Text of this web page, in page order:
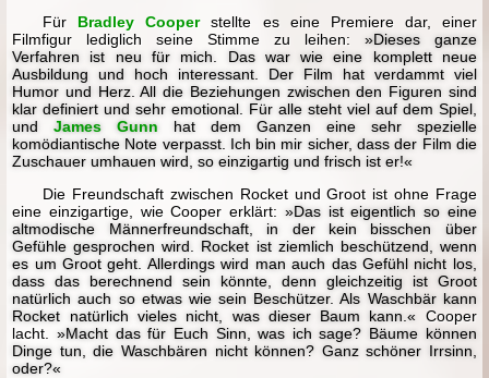
Für Bradley Cooperstellte es eine Premiere dar, einer
Filmfigur lediglich seine Stimme zu leihen: »Dieses ganze
Verfahren ist neu für mich. Das war wie eine komplett neue
Ausbildung und hoch interessant. Der Film hat verdammt viel
Humor und Herz. All die Beziehungen zwischen den Figuren sind
klar definiert und sehr emotional. Für alle steht viel auf dem Spiel,
undJames Gunn hat dem Ganzen eine sehr spezielle
komödiantische Note verpasst. Ich bin mir sicher, dass der Film die
Zuschauer umhauen wird, so einzigartig und frisch ist er!«
Die Freundschaft zwischen Rocket und Groot ist ohne Frage
eine einzigartige, wie Cooper erklärt: »Das ist eigentlich so eine
altmodische Männerfreundschaft, in der kein bisschen über
Gefühle gesprochen wird. Rocket ist ziemlich beschützend, wenn
es um Groot geht. Allerdings wird man auch das Gefühl nicht los,
dass das berechnend sein könnte, denn gleichzeitig ist Groot
natürlich auch so etwas wie sein Beschützer. Als Waschbär kann
Rocket natürlich vieles nicht, was dieser Baum kann.« Cooper
lacht. »Macht das für Euch Sinn, was ich sage? Bäume können
Dinge tun, die Waschbären nicht können? Ganz schöner Irrsinn,
oder?«